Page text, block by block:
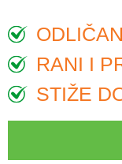
RANI I
STIŽE